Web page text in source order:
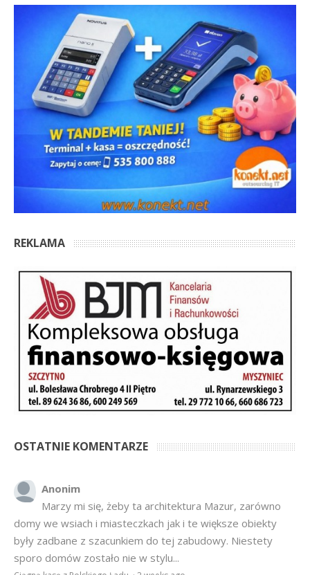
REKLAMA
OSTATNIE KOMENTARZE
Anonim
Marzy mi się, żeby ta architektura Mazur, zarówno
domy we wsiach i miasteczkach jak i te większe obiekty
były zadbane z szacunkiem do tej zabudowy. Niestety
sporo domów zostało nie w stylu...